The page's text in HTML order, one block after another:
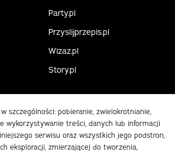
Party.pl
Przyslijprzepis.pl
Wizaz.pl
Story.pl
szczególności: pobieranie, zwielokrotnianie,
wykorzystywanie treści, danych lub informacji
serwisu oraz wszystkich jego podstron,
eksploracji, zmierzającej do tworzenia,